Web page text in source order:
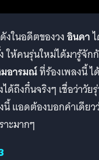
งในอดีตของวงอินคา
ให้คนรุ่นใหม่ได้มารู้จัก
อารมณ์ที่ร้องเพลงนี้ ไ
ด้ถึงกึ๋นจริงๆ เชื่อว่าวัย
แอดต้องบอกคำเดียว
ะมากๆ